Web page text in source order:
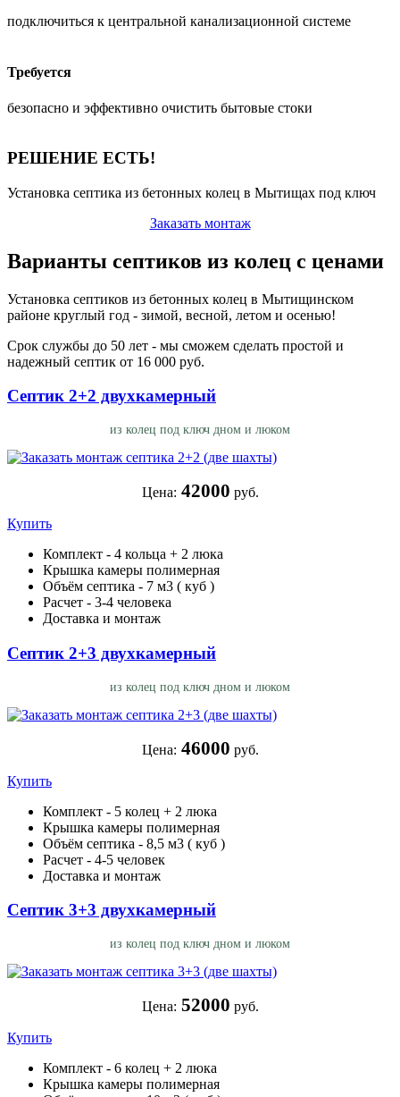
подключиться к центральной канализационной системе
Требуется
безопасно и эффективно очистить бытовые стоки
РЕШЕНИЕ ЕСТЬ!
Установка септика из бетонных колец в Мытищах под ключ
Заказать монтаж
Варианты септиков из колец с ценами
Установка септиков из бетонных колец в Мытищинском
районе круглый год - зимой, весной, летом и осенью!
Срок службы до 50 лет - мы сможем сделать простой и
надежный септик от 16 000 руб.
Септик 2+2 двухкамерный
из колец под ключ дном и люком
Цена: 42000 руб.
Купить
Комплект - 4 кольца + 2 люка
Крышка камеры полимерная
Объём септика - 7 м3 ( куб )
Расчет - 3-4 человека
Доставка и монтаж
Септик 2+3 двухкамерный
из колец под ключ дном и люком
Цена: 46000 руб.
Купить
Комплект - 5 колец + 2 люка
Крышка камеры полимерная
Объём септика - 8,5 м3 ( куб )
Расчет - 4-5 человек
Доставка и монтаж
Септик 3+3 двухкамерный
из колец под ключ дном и люком
Цена: 52000 руб.
Купить
Комплект - 6 колец + 2 люка
Крышка камеры полимерная